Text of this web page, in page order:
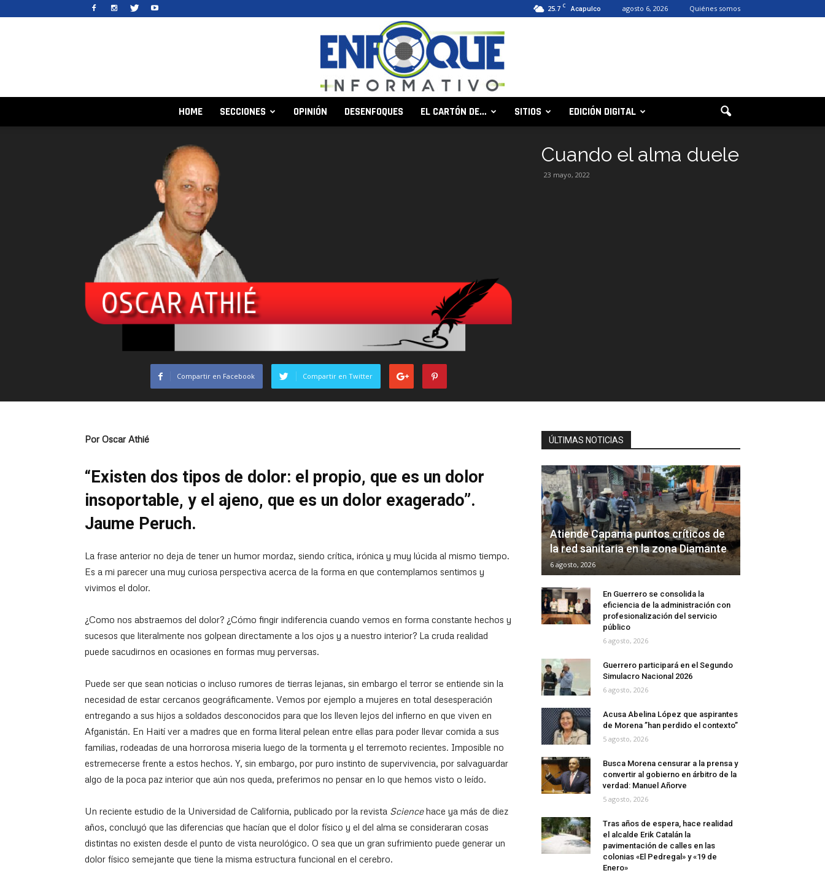
25.7 C Acapulco agosto 6, 2026 Quiénes somos
HOME SECCIONES OPINIÓN DESENFOQUES EL CARTÓN DE… SITIOS EDICIÓN DIGITAL
Cuando el alma duele
23 mayo, 2022
Compartir en Facebook Compartir en Twitter
Por Oscar Athié
“Existen dos tipos de dolor: el propio, que es un dolor
insoportable, y el ajeno, que es un dolor exagerado”.
Jaume Peruch.
La frase anterior no deja de tener un humor mordaz, siendo crítica, irónica y muy lúcida al mismo tiempo.
Es a mi parecer una muy curiosa perspectiva acerca de la forma en que contemplamos sentimos y
vivimos el dolor.
¿Como nos abstraemos del dolor? ¿Cómo fingir indiferencia cuando vemos en forma constante hechos y
sucesos que literalmente nos golpean directamente a los ojos y a nuestro interior? La cruda realidad
puede sacudirnos en ocasiones en formas muy perversas.
Puede ser que sean noticias o incluso rumores de tierras lejanas, sin embargo el terror se entiende sin la
necesidad de estar cercanos geográficamente. Vemos por ejemplo a mujeres en total desesperación
entregando a sus hijos a soldados desconocidos para que los lleven lejos del infierno en que viven en
Afganistán. En Haití ver a madres que en forma literal pelean entre ellas para poder llevar comida a sus
familias, rodeadas de una horrorosa miseria luego de la tormenta y el terremoto recientes. Imposible no
estremecerse frente a estos hechos. Y, sin embargo, por puro instinto de supervivencia, por salvaguardar
algo de la poca paz interior que aún nos queda, preferimos no pensar en lo que hemos visto o leído.
Un reciente estudio de la Universidad de California, publicado por la revista Sciencehace ya más de diez
años, concluyó que las diferencias que hacían que el dolor físico y el del alma se consideraran cosas
distintas no existen desde el punto de vista neurológico. O sea que un gran sufrimiento puede generar un
dolor físico semejante que tiene la misma estructura funcional en el cerebro.
ÚLTIMAS NOTICIAS
Atiende Capama puntos críticos de
la red sanitaria en la zona Diamante
6 agosto, 2026
En Guerrero se consolida la
eficiencia de la administración con
profesionalización del servicio
público
6 agosto, 2026
Guerrero participará en el Segundo
Simulacro Nacional 2026
6 agosto, 2026
Acusa Abelina López que aspirantes
de Morena ”han perdido el contexto”
5 agosto, 2026
Busca Morena censurar a la prensa y
convertir al gobierno en árbitro de la
verdad: Manuel Añorve
5 agosto, 2026
Tras años de espera, hace realidad
el alcalde Erik Catalán la
pavimentación de calles en las
colonias «El Pedregal» y «19 de
Enero»